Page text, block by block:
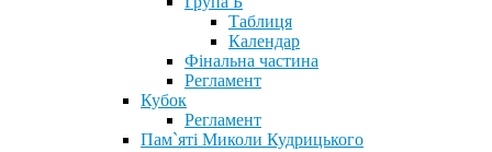
Таблиця
Календар
Фінальна частина
Регламент
Кубок
Регламент
Пам`яті Миколи Кудрицького